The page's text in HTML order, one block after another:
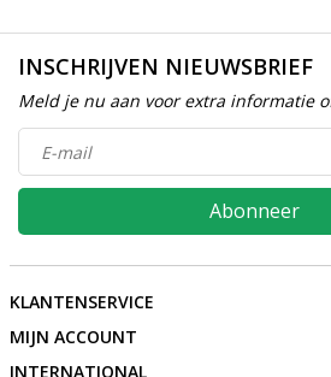
INSCHRIJVEN NIEUWSBRIEF
Meld je nu aan voor extra informatie
Abonneer
KLANTENSERVICE
MIJN ACCOUNT
INTERNATIONAL